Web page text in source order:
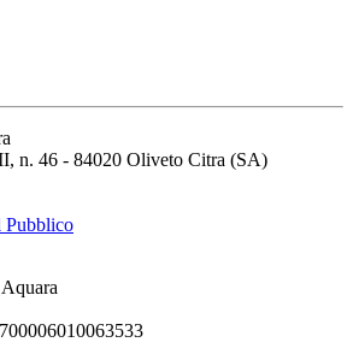
n. 46 - 84020 Oliveto Citra (SA)